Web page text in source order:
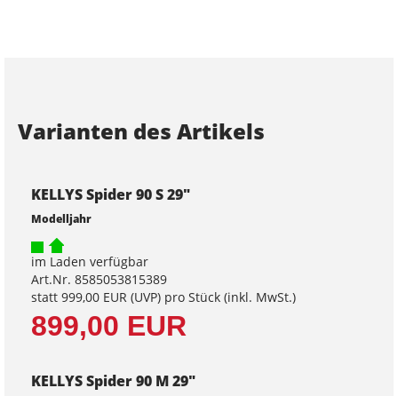
Varianten des Artikels
KELLYS Spider 90 S 29"
Modelljahr
im Laden verfügbar
Art.Nr. 8585053815389
statt 999,00 EUR (UVP) pro Stück (inkl. MwSt.)
899,00 EUR
KELLYS Spider 90 M 29"